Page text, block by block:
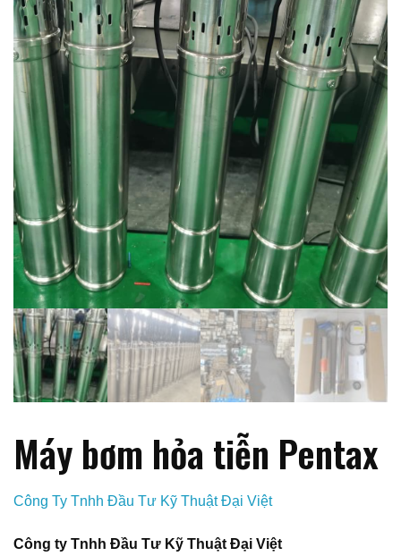
Máy bơm hỏa tiễn Pentax
Công Ty Tnhh Đầu Tư Kỹ Thuật Đại Việt
Công ty Tnhh Đầu Tư Kỹ Thuật Đại Việt